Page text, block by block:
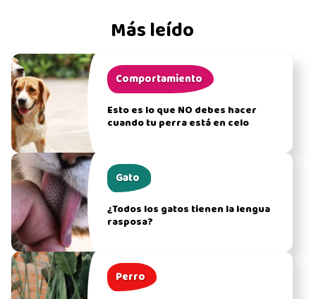
Más leído
Comportamiento
Esto es lo que NO debes hacer
cuando tu perra está en celo
Gato
¿Todos los gatos tienen la lengua
rasposa?
Perro